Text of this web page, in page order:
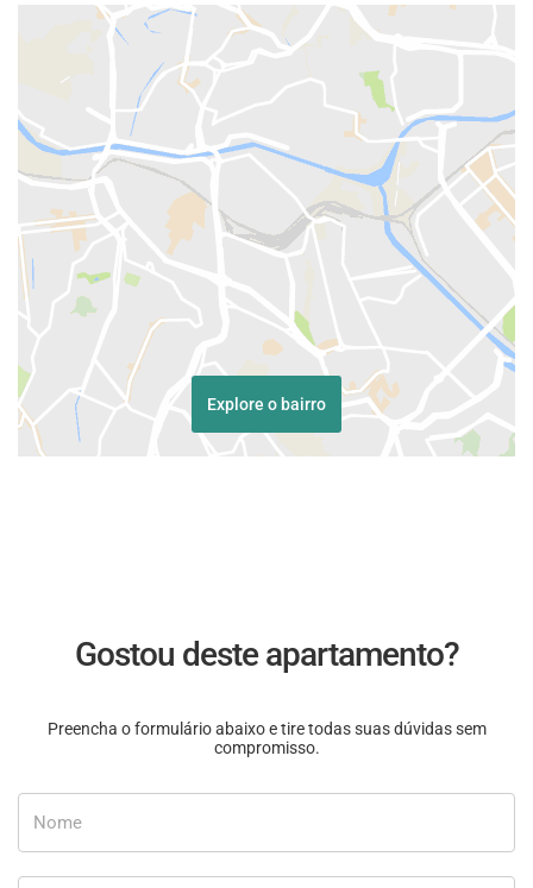
Explore o bairro
Gostou deste apartamento?
Preencha o formulário abaixo e tire todas suas dúvidas sem
compromisso.